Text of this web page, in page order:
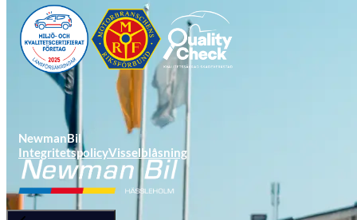
Opel
NewmanBil
IntegritetspolicyVisselblåsning